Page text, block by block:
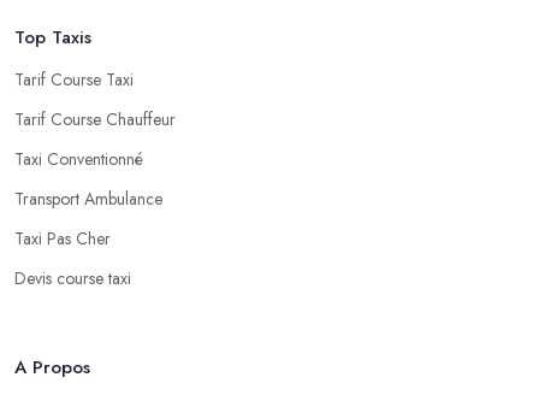
Top Taxis
Tarif Course Taxi
Tarif Course Chauffeur
Taxi Conventionné
Transport Ambulance
Taxi Pas Cher
Devis course taxi
A Propos